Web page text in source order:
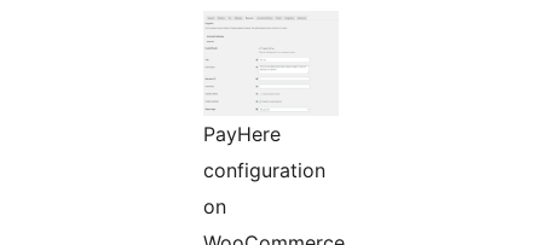
PayHere
configuration
on